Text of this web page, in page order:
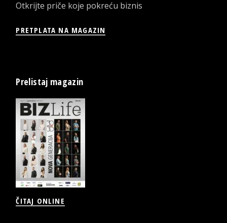
Otkrijte priče koje pokreću biznis
PRETPLATA NA MAGAZIN
Prelistaj magazin
ČITAJ ONLINE